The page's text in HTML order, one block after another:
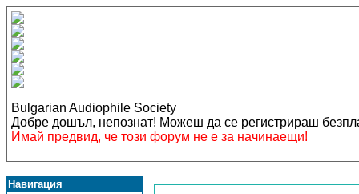
Bulgarian Audiophile Society
Добре дошъл, непознат! Можеш да се регистрираш
Имай предвид, че този форум не е за начинаещи!
Навигация